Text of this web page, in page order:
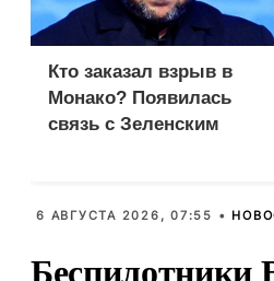
Кто заказал взрыв в
Монако? Появилась
связь с Зеленским
6 АВГУСТА 2026, 07:55 •